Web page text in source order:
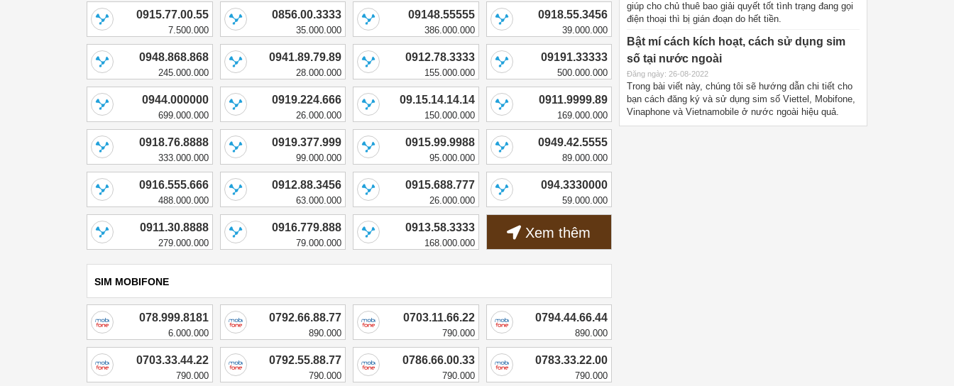
0915.77.00.55
7.500.000
0856.00.3333
35.000.000
09148.55555
386.000.000
0918.55.3456
39.000.000
0948.868.868
245.000.000
0941.89.79.89
28.000.000
0912.78.3333
155.000.000
09191.33333
500.000.000
0944.000000
699.000.000
0919.224.666
26.000.000
09.15.14.14.14
150.000.000
0911.9999.89
169.000.000
0918.76.8888
333.000.000
0919.377.999
99.000.000
0915.99.9988
95.000.000
0949.42.5555
89.000.000
0916.555.666
488.000.000
0912.88.3456
63.000.000
0915.688.777
26.000.000
094.3330000
59.000.000
0911.30.8888
279.000.000
0916.779.888
79.000.000
0913.58.3333
168.000.000
Xem thêm
SIM MOBIFONE
078.999.8181
6.000.000
0792.66.88.77
890.000
0703.11.66.22
790.000
0794.44.66.44
890.000
0703.33.44.22
790.000
0792.55.88.77
790.000
0786.66.00.33
790.000
0783.33.22.00
790.000
giúp cho chủ thuê bao giải quyết tốt tình trạng đang gọi
điện thoại thì bị gián đoạn do hết tiền.
Bật mí cách kích hoạt, cách sử dụng sim
số tại nước ngoài
Đăng ngày: 26-08-2022
Trong bài viết này, chúng tôi sẽ hướng dẫn chi tiết cho
bạn cách đăng ký và sử dụng sim số Viettel, Mobifone,
Vinaphone và Vietnamobile ở nước ngoài hiệu quả.